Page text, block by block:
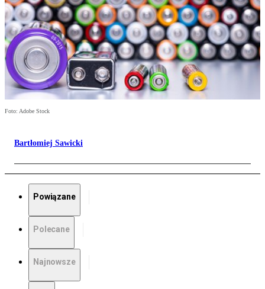
Foto: Adobe Stock
Bartłomiej Sawicki
Powiązane
Polecane
Najnowsze